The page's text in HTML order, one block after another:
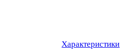
Характеристики